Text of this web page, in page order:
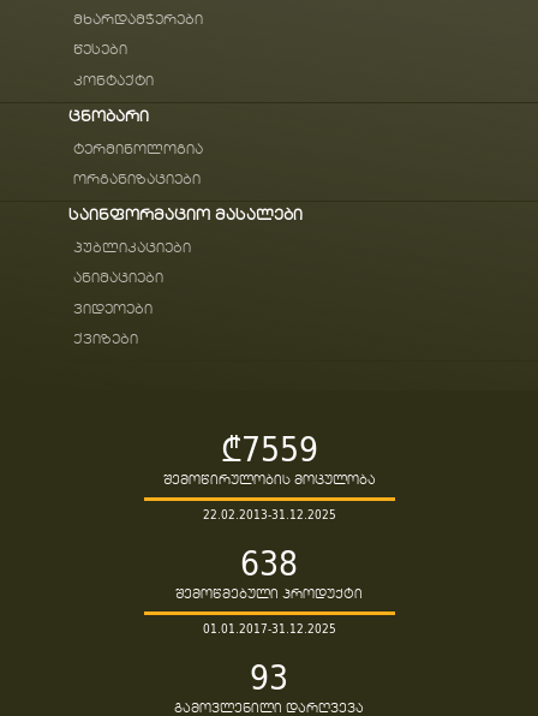
მხარდამჭერები
წესები
კონტაქტი
ცნობარი
ტერმინოლოგია
ორგანიზაციები
საინფორმაციო მასალები
პუბლიკაციები
ანიმაციები
ვიდეოები
ქვიზები
₾7559
შემოწირულობის მოცულობა
22.02.2013-31.12.2025
638
შემოწმებული პროდუქტი
01.01.2017-31.12.2025
93
გამოვლენილი დარღვევა